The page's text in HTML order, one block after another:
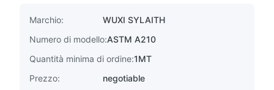
Marchio:
WUXI SYLAITH
Numero di modello:ASTM A210
Quantità minima di ordine:1MT
Prezzo:
negotiable